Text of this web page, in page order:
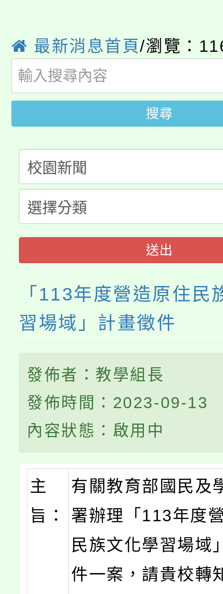
代理(課)教師甄選結果(
公告本校115學年度第
代理(課)教師甄選結果(
轉知中國文化大學推廣
《TA101》溝通分析基
程，歡迎學生輔導中心
心理、諮商輔導、社會
系所師生報名參加。
轉知苗栗縣政府辦理
縣市「校園短影音徵選
門員」簡章及活動海報
踴躍報名參加。
桃園市115學年度學生
要點
「桃園市補助參觀特色
展演活動實施計畫」
115年度「教育部表揚
義教育推展貢獻獎」
最新消息首頁/瀏覽：
搜尋
送出
「113年度營造原住民
習場域」計畫徵件
發佈者：教學組長
發佈時間：2023-09-13
內容狀態：啟用中
主
旨：
有關教育部國民及
署辦理「113年度
民族文化學習場域
件一案，請貴校轉